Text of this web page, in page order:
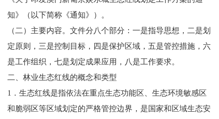
知》（以下简称《通知》）。
（二）主要内容。文件分八个部分：一是指导思想，二是划
定原则，三是控制目标，四是保护区域，五是管控措施，六
是工作组织，七是划定成果应用，八是工作要求。
二、林业生态红线的概念和类型
1．生态红线是指依法在重点生态功能区、生态环境敏感区
和脆弱区等区域划定的严格管控边界，是国家和区域生态安